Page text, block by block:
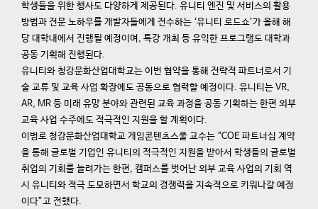
학생들을 위한 행사도 다양하게 제공된다. 유니티 엔진 및 서비스의 활용
방법과 전문 노하우를 개발자들에게 전수하는 ‘유니티 로드쇼’가 올해 해
당 대학내에서 진행될 예정이며, 특강 개최 등 유익한 프로그램도 대학과
공동 기획해 진행된다.
유니티와 청강문화산업대학교는 이번 협약을 통해 전략적 파트너로서 기
술 교류 및 교육 사업 확장에도 공동으로 협력할 예정이다. 유니티는 VR,
AR, MR 등 미래 유망 분야와 관련된 교육 과정을 공동 기획하는 한편 외부
교육 사업 수주에도 적극적인 지원을 할 계획이다.
이범로 청강문화산업대학교 게임콘텐츠스쿨 교수는 “COE 파트너십 계약
을 통해 글로벌 기업인 유니티의 적극적인 지원을 받아서 학생들의 글로벌
취업의 기회를 늘려가는 한편, 캠퍼스를 벗어난 외부 교육 사업의 기회 역
시 유니티와 적극 도모하면서 학교의 경쟁력을 지속적으로 키워나갈 예정
이다”고 전했다.